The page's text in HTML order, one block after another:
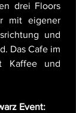
drei Floors
mit eigener
und
Das Cafe im
Kaffee und
Event: